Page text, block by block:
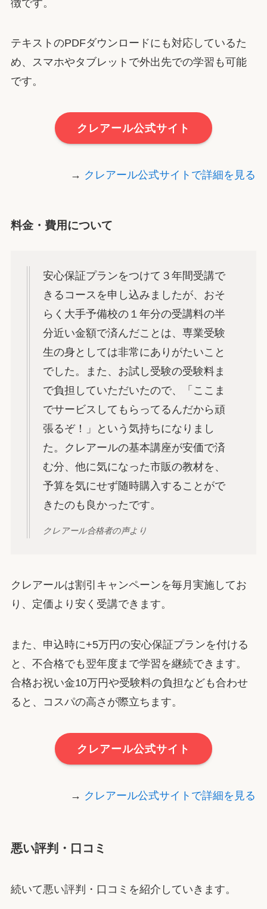
徴です。
テキストのPDFダウンロードにも対応しているた
め、スマホやタブレットで外出先での学習も可能
です。
クレアール公式サイト
→ クレアール公式サイトで詳細を見る
料金・費用について
安心保証プランをつけて３年間受講で
きるコースを申し込みましたが、おそ
らく大手予備校の１年分の受講料の半
分近い金額で済んだことは、専業受験
生の身としては非常にありがたいこと
でした。また、お試し受験の受験料ま
で負担していただいたので、「ここま
でサービスしてもらってるんだから頑
張るぞ！」という気持ちになりまし
た。クレアールの基本講座が安価で済
む分、他に気になった市販の教材を、
予算を気にせず随時購入することがで
きたのも良かったです。
クレアール合格者の声より
クレアールは割引キャンペーンを毎月実施してお
り、定価より安く受講できます。
また、申込時に+5万円の安心保証プランを付ける
と、不合格でも翌年度まで学習を継続できます。
合格お祝い金10万円や受験料の負担なども合わせ
ると、コスパの高さが際立ちます。
クレアール公式サイト
→ クレアール公式サイトで詳細を見る
悪い評判・口コミ
続いて悪い評判・口コミを紹介していきます。